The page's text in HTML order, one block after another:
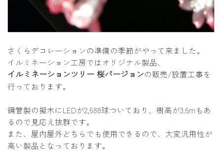
さくらデコレーションの準備の季節がやって来ました。
イルミネーション工房ではオリジナル製品、
イルミネーションツリー 桜バージョンの販売/設置工事を
行っております。
鋼管製の擬木にLEDが2,688球ついており、樹高が3.6mもあ
るので見応え抜群です。
また、屋内屋外どちらでも使用できるので、大変汎用性が
高い製品となっております。